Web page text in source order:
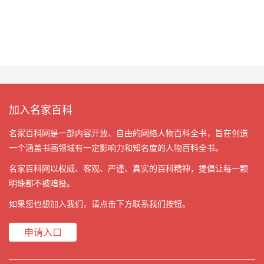
加入名家百科
名家百科网是一部内容开放、自由的网络人物百科全书，旨在创造
一个涵盖书画领域有一定影响力和知名度的人物百科全书。
名家百科网以权威、客观、严谨、真实的百科精神，提倡让每一颗
明珠都不被暗投。
如果您也想加入我们，请点击下方联系我们按钮。
申请入口